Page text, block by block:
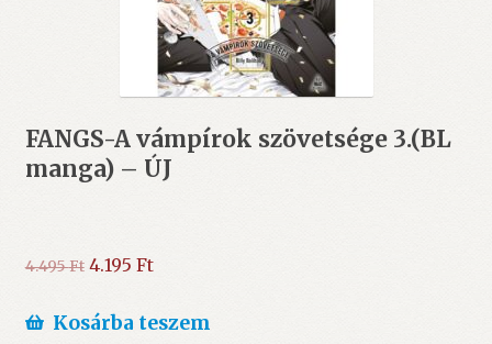
FANGS-A vámpírok szövetsége 3.(BL
manga) – ÚJ
4.495Ft Original
was:
4.195 FtCurrent
is:
Kosárba teszem